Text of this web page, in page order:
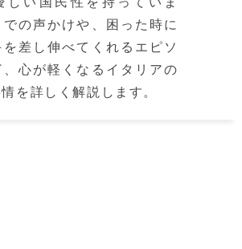
の声かけや、困った時に
差し伸べてくれるエピソ
、心が軽くなるイタリアの
を詳しく解説します。